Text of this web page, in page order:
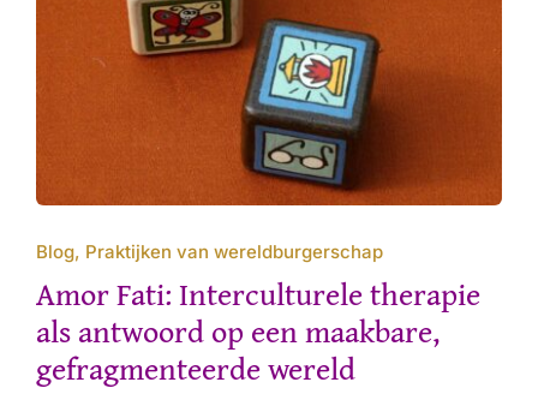
Blog, Praktijken van wereldburgerschap
Amor Fati: Interculturele therapie
als antwoord op een maakbare,
gefragmenteerde wereld